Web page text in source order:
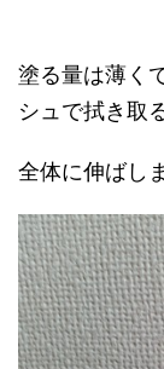
塗る量は薄く
シュで拭き取
全体に伸ばし